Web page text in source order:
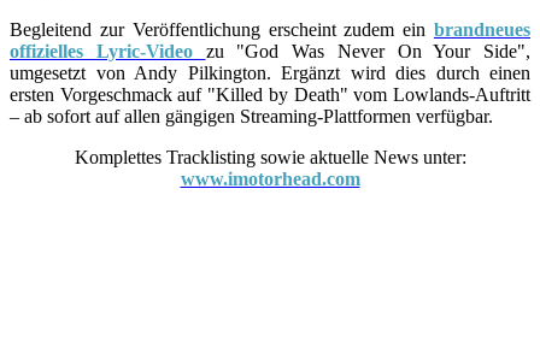
Begleitend zur Veröffentlichung erscheint zudem ein brandneues
offizielles Lyric-Video zu "God Was Never On Your Side",
umgesetzt von Andy Pilkington. Ergänzt wird dies durch einen
ersten Vorgeschmack auf "Killed by Death" vom Lowlands-Auftritt
– ab sofort auf allen gängigen Streaming-Plattformen verfügbar.
Komplettes Tracklisting sowie aktuelle News unter:
www.imotorhead.com